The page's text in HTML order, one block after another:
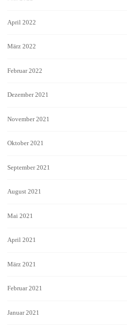
April 2022
März 2022
Februar 2022
Dezember 2021
November 2021
Oktober 2021
September 2021
August 2021
Mai 2021
April 2021
März 2021
Februar 2021
Januar 2021